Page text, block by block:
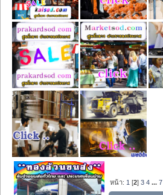
หน้า: 1 [2]3 4 ...7